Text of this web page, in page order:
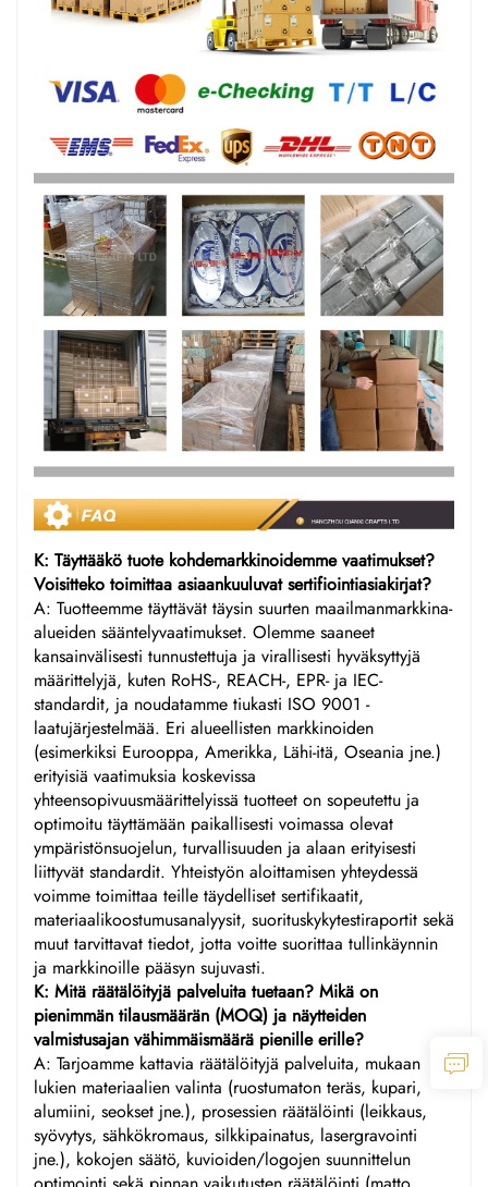
K: Täyttääkö tuote kohdemarkkinoidemme vaatimukset?
Voisitteko toimittaa asiaankuuluvat sertifiointiasiakirjat?
A: Tuotteemme täyttävät täysin suurten maailmanmarkkina-
alueiden sääntelyvaatimukset. Olemme saaneet
kansainvälisesti tunnustettuja ja virallisesti hyväksyttyjä
määrittelyjä, kuten RoHS-, REACH-, EPR- ja IEC-
standardit, ja noudatamme tiukasti ISO 9001 -
laatujärjestelmää. Eri alueellisten markkinoiden
(esimerkiksi Eurooppa, Amerikka, Lähi-itä, Oseania jne.)
erityisiä vaatimuksia koskevissa
yhteensopivuusmäärittelyissä tuotteet on sopeutettu ja
optimoitu täyttämään paikallisesti voimassa olevat
ympäristönsuojelun, turvallisuuden ja alaan erityisesti
liittyvät standardit. Yhteistyön aloittamisen yhteydessä
voimme toimittaa teille täydelliset sertifikaatit,
materiaalikoostumusanalyysit, suorituskykytestiraportit sekä
muut tarvittavat tiedot, jotta voitte suorittaa tullinkäynnin
ja markkinoille pääsyn sujuvasti.
K: Mitä räätälöityjä palveluita tuetaan? Mikä on
pienimmän tilausmäärän (MOQ) ja näytteiden
valmistusajan vähimmäismäärä pienille erille?
A: Tarjoamme kattavia räätälöityjä palveluita, mukaan
lukien materiaalien valinta (ruostumaton teräs, kupari,
alumiini, seokset jne.), prosessien räätälöinti (leikkaus,
syövytys, sähkökromaus, silkkipainatus, lasergravointi
jne.), kokojen säätö, kuvioiden/logojen suunnittelun